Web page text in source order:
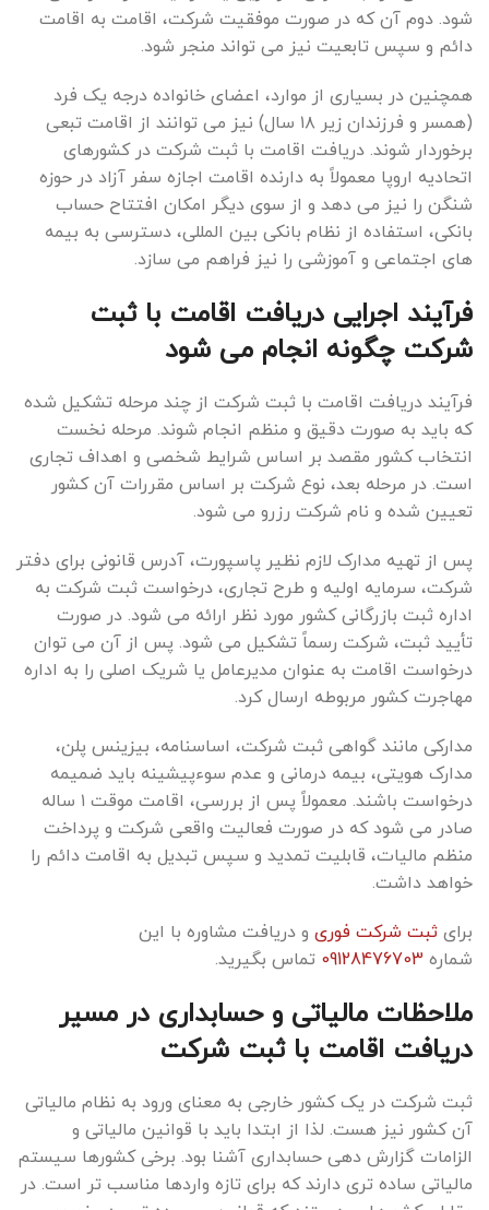
شود. دوم آن که در صورت موفقیت شرکت، اقامت به اقامت
دائم و سپس تابعیت نیز می تواند منجر شود.
همچنین در بسیاری از موارد، اعضای خانواده درجه یک فرد
(همسر و فرزندان زیر ۱۸ سال) نیز می توانند از اقامت تبعی
برخوردار شوند. دریافت اقامت با ثبت شرکت در کشورهای
اتحادیه اروپا معمولاً به دارنده اقامت اجازه سفر آزاد در حوزه
شنگن را نیز می دهد و از سوی دیگر امکان افتتاح حساب
بانکی، استفاده از نظام بانکی بین المللی، دسترسی به بیمه
های اجتماعی و آموزشی را نیز فراهم می سازد.
فرآیند اجرایی دریافت اقامت با ثبت
شرکت چگونه انجام می شود
فرآیند دریافت اقامت با ثبت شرکت از چند مرحله تشکیل شده
که باید به صورت دقیق و منظم انجام شوند. مرحله نخست
انتخاب کشور مقصد بر اساس شرایط شخصی و اهداف تجاری
است. در مرحله بعد، نوع شرکت بر اساس مقررات آن کشور
تعیین شده و نام شرکت رزرو می شود.
پس از تهیه مدارک لازم نظیر پاسپورت، آدرس قانونی برای دفتر
شرکت، سرمایه اولیه و طرح تجاری، درخواست ثبت شرکت به
اداره ثبت بازرگانی کشور مورد نظر ارائه می شود. در صورت
تأیید ثبت، شرکت رسماً تشکیل می شود. پس از آن می توان
درخواست اقامت به عنوان مدیرعامل یا شریک اصلی را به اداره
مهاجرت کشور مربوطه ارسال کرد.
مدارکی مانند گواهی ثبت شرکت، اساسنامه، بیزینس پلن،
مدارک هویتی، بیمه درمانی و عدم سوءپیشینه باید ضمیمه
درخواست باشند. معمولاً پس از بررسی، اقامت موقت ۱ ساله
صادر می شود که در صورت فعالیت واقعی شرکت و پرداخت
منظم مالیات، قابلیت تمدید و سپس تبدیل به اقامت دائم را
خواهد داشت.
برایثبت شرکت فوری و دریافت مشاوره با این
شماره 09128476703 تماس بگیرید.
ملاحظات مالیاتی و حسابداری در مسیر
دریافت اقامت با ثبت شرکت
ثبت شرکت در یک کشور خارجی به معنای ورود به نظام مالیاتی
آن کشور نیز هست. لذا از ابتدا باید با قوانین مالیاتی و
الزامات گزارش دهی حسابداری آشنا بود. برخی کشورها سیستم
مالیاتی ساده تری دارند که برای تازه واردها مناسب تر است. در